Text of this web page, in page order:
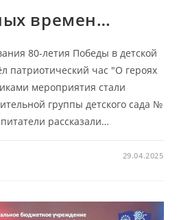
времен…
80-летия Победы в детской
патриотический час "О героях
мероприятия стали
группы детского сада №
рассказали…
29.04.2025